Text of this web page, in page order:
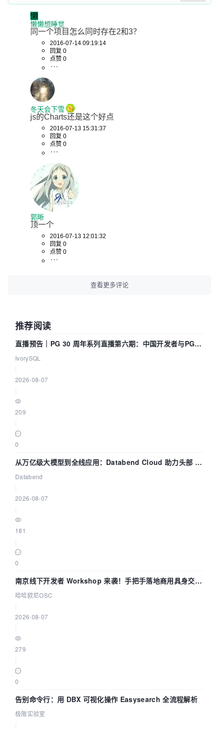
懒
懒懒想睡觉
同一个项目怎么同时存在2和3？
2016-07-14 09:19:14
回复 0
点赞 0
冬天会下雪
js的Charts还是这个好点
2016-07-13 15:31:37
回复 0
点赞 0
郭晰
顶一个
2016-07-13 12:01:32
回复 0
点赞 0
查看更多评论
推荐阅读
直播预告｜PG 30 周年系列直播第六期：中国开发者与PG内
核——我们改得动吗？我们贡献了什么？
IvorySQL
2026-08-07
209
0
从万亿级大模型到全线应用：Databend Cloud 助力头部 AI
企业构建全链路 Trace 数据管道
Databend
2026-08-07
181
0
南京线下开发者 Workshop 来袭！手把手落地商用具身交互
智能 Agent 应用
哈哈欧尼OSC
2026-08-07
279
0
告别命令行：用 DBX 可视化操作 Easysearch 全流程解析
极限实验室